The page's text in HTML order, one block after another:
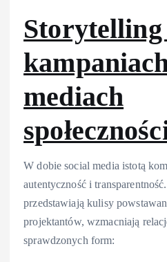
mediach
W dobie social media istotą
autentyczność i
przedstawiają kulisy
projektantów, wzmacniają
sprawdzonych form: